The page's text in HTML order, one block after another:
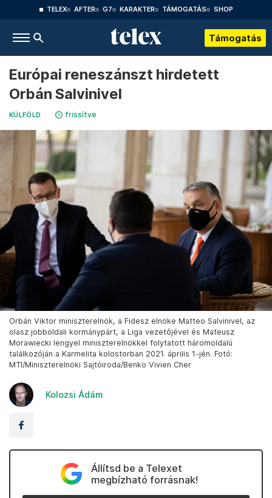
TELEX AFTER G7 KARAKTER TÁMOGATÁS SHOP
Támogatás
Európai reneszánszt hirdetett
Orbán Salvinivel
KÜLFÖLD frissítve
Orbán Viktor miniszterelnök, a Fidesz elnöke Matteo Salvinivel, az
olasz jobboldali kormánypárt, a Liga vezetőjével és Mateusz
Morawiecki lengyel miniszterelnökkel folytatott háromoldalú
találkozóján a Karmelita kolostorban 2021. április 1-jén. Fotó:
MTI/Miniszterelnöki Sajtóiroda/Benko Vivien Cher
Kolozsi Ádám
Állítsd be a Telexet
megbízható forrásnak!